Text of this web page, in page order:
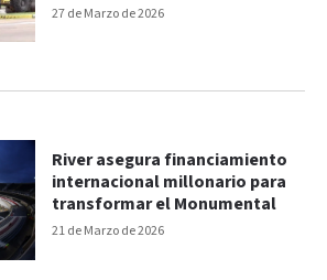
27 de Marzo de 2026
21 de Marzo de 2026
River asegura financiamiento
internacional millonario para
transformar el Monumental